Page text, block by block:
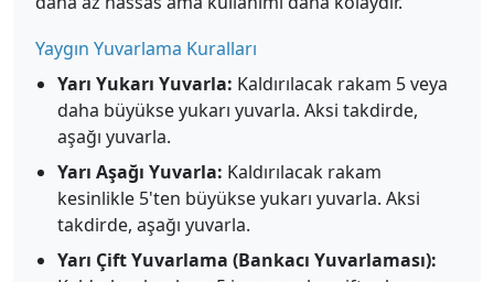
Yaygın Yuvarlama Kuralları
Yarı Yukarı Yuvarla: Kaldırılacak rakam 5 veya
daha büyükse yukarı yuvarla. Aksi takdirde,
aşağı yuvarla.
Yarı Aşağı Yuvarla: Kaldırılacak rakam
kesinlikle 5'ten büyükse yukarı yuvarla. Aksi
takdirde, aşağı yuvarla.
Yarı Çift Yuvarlama (Bankacı Yuvarlaması):